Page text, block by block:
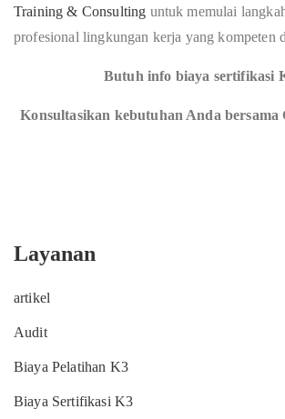
Training & Consulting untuk memulai
profesional lingkungan kerja yang kompeten
Butuh info biaya sertifikasi
Konsultasikan kebutuhan Anda bersama
Layanan
artikel
Audit
Biaya Pelatihan K3
Biaya Sertifikasi K3